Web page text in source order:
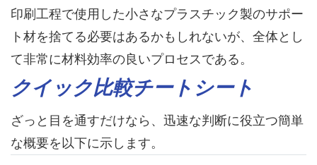
印刷工程で使用した小さなプラスチック製のサポー
ト材を捨てる必要はあるかもしれないが、全体とし
て非常に材料効率の良いプロセスである。
クイック比較チートシート
ざっと目を通すだけなら、迅速な判断に役立つ簡単
な概要を以下に示します。